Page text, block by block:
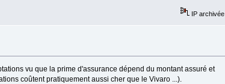
IP archivée
vu que la prime d'assurance dépend du montant assuré et
coûtent pratiquement aussi cher que le Vivaro ...).